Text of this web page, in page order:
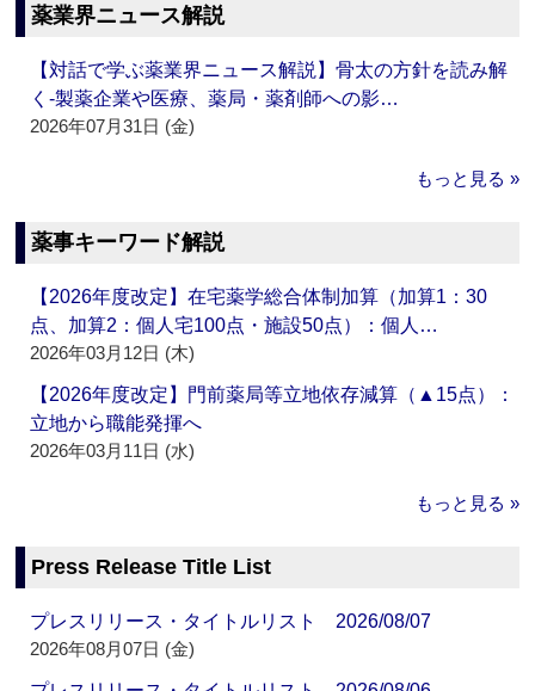
薬業界ニュース解説
【対話で学ぶ薬業界ニュース解説】骨太の方針を読み解
く‐製薬企業や医療、薬局・薬剤師への影…
2026年07月31日 (金)
もっと見る »
薬事キーワード解説
【2026年度改定】在宅薬学総合体制加算（加算1：30
点、加算2：個人宅100点・施設50点）：個人…
2026年03月12日 (木)
【2026年度改定】門前薬局等立地依存減算（▲15点）：
立地から職能発揮へ
2026年03月11日 (水)
もっと見る »
Press Release Title List
プレスリリース・タイトルリスト 2026/08/07
2026年08月07日 (金)